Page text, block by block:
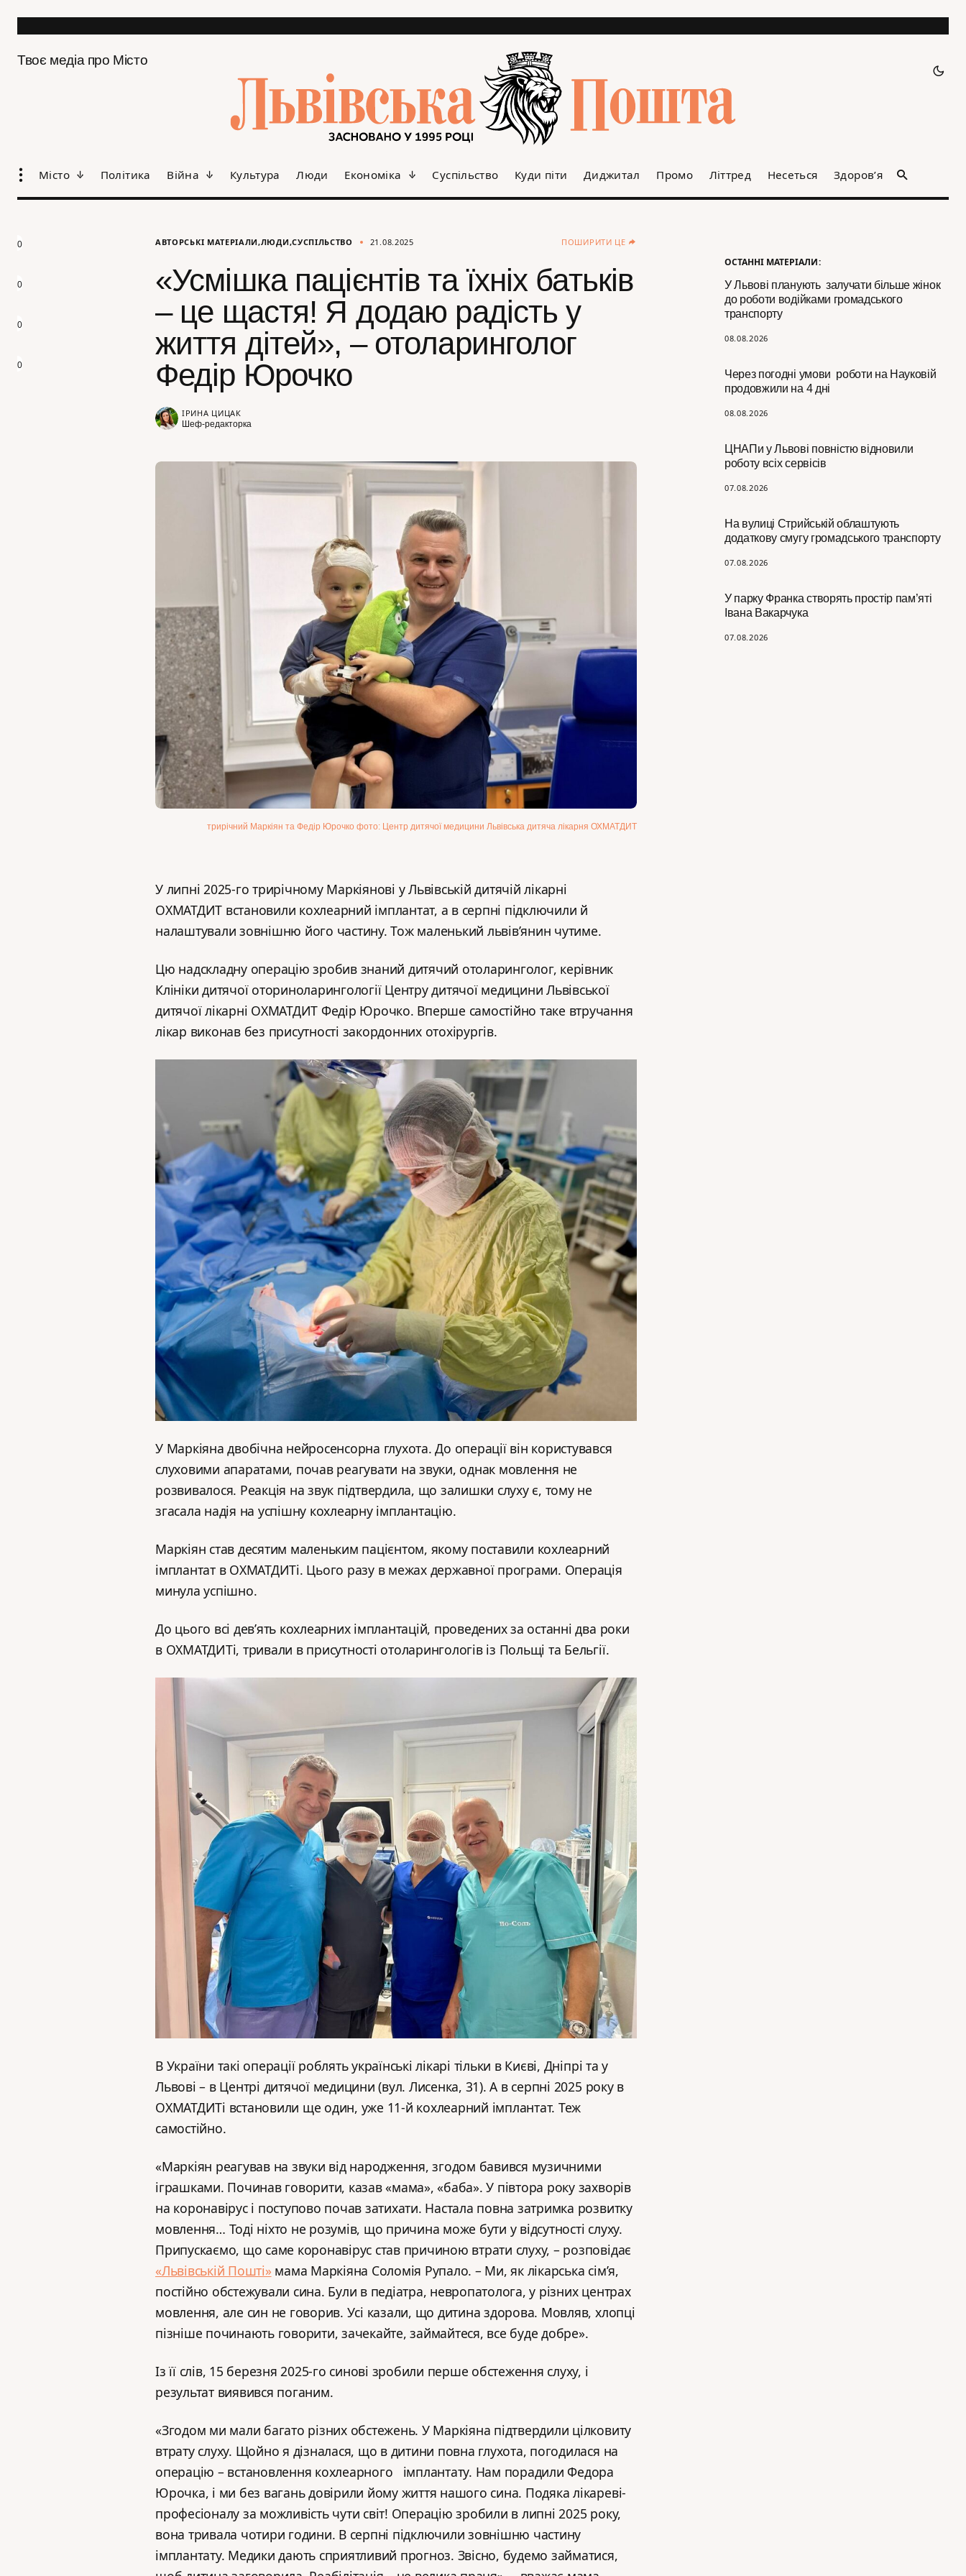
Твоє медіа про Місто
Місто Політика Війна Культура Люди Економіка Суспільство Куди піти Диджитал Промо Літтред Несеться Здоров’я
ОСТАННІ МАТЕРІАЛИ:
У Львові планують залучати більше жінок
до роботи водійками громадського
транспорту
08.08.2026
Через погодні умови роботи на Науковій
продовжили на 4 дні
08.08.2026
ЦНАПи у Львові повністю відновили
роботу всіх сервісів
07.08.2026
На вулиці Стрийській облаштують
додаткову смугу громадського транспорту
07.08.2026
У парку Франка створять простір пам’яті
Івана Вакарчука
07.08.2026
АВТОРСЬКІ МАТЕРІАЛИ ЛЮДИ СУСПІЛЬСТВО 21.08.2025 ПОШИРИТИ ЦЕ
«Усмішка пацієнтів та їхніх батьків
– це щастя! Я додаю радість у
життя дітей», – отоларинголог
Федір Юрочко
ІРИНА ЦИЦАК
Шеф-редакторка
трирічний Маркіян та Федір Юрочко фото: Центр дитячої медицини Львівська дитяча лікарня ОХМАТДИТ
У липні 2025-го трирічному Маркіянові у Львівській дитячій лікарні
ОХМАТДИТ встановили кохлеарний імплантат, а в серпні підключили й
налаштували зовнішню його частину. Тож маленький львів’янин чутиме.
Цю надскладну операцію зробив знаний дитячий отоларинголог, керівник
Клініки дитячої оториноларингології Центру дитячої медицини Львівської
дитячої лікарні ОХМАТДИТ Федір Юрочко. Вперше самостійно таке втручання
лікар виконав без присутності закордонних отохірургів.
У Маркіяна двобічна нейросенсорна глухота. До операції він користувався
слуховими апаратами, почав реагувати на звуки, однак мовлення не
розвивалося. Реакція на звук підтвердила, що залишки слуху є, тому не
згасала надія на успішну кохлеарну імплантацію.
Маркіян став десятим маленьким пацієнтом, якому поставили кохлеарний
імплантат в ОХМАТДИТі. Цього разу в межах державної програми. Операція
минула успішно.
До цього всі дев’ять кохлеарних імплантацій, проведених за останні два роки
в ОХМАТДИТі, тривали в присутності отоларингологів із Польщі та Бельгії.
В України такі операції роблять українські лікарі тільки в Києві, Дніпрі та у
Львові – в Центрі дитячої медицини (вул. Лисенка, 31). А в серпні 2025 року в
ОХМАТДИТі встановили ще один, уже 11-й кохлеарний імплантат. Теж
самостійно.
«Маркіян реагував на звуки від народження, згодом бавився музичними
іграшками. Починав говорити, казав «мама», «баба». У півтора року захворів
на коронавірус і поступово почав затихати. Настала повна затримка розвитку
мовлення… Тоді ніхто не розумів, що причина може бути у відсутності слуху.
Припускаємо, що саме коронавірус став причиною втрати слуху, – розповідає
«Львівській Пошті» мама Маркіяна Соломія Рупало. – Ми, як лікарська сімʼя,
постійно обстежували сина. Були в педіатра, невропатолога, у різних центрах
мовлення, але син не говорив. Усі казали, що дитина здорова. Мовляв, хлопці
пізніше починають говорити, зачекайте, займайтеся, все буде добре».
Із її слів, 15 березня 2025-го синові зробили перше обстеження слуху, і
результат виявився поганим.
«Згодом ми мали багато різних обстежень. У Маркіяна підтвердили цілковиту
втрату слуху. Щойно я дізналася, що в дитини повна глухота, погодилася на
операцію – встановлення кохлеарного імплантату. Нам порадили Федора
Юрочка, і ми без вагань довірили йому життя нашого сина. Подяка лікареві-
професіоналу за можливість чути світ! Операцію зробили в липні 2025 року,
вона тривала чотири години. В серпні підключили зовнішню частину
імплантату. Медики дають сприятливий прогноз. Звісно, будемо займатися,
0
0
0
0